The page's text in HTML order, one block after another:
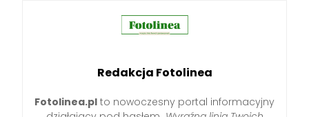
Redakcja Fotolinea
Fotolinea.pl to nowoczesny portal informacyjny